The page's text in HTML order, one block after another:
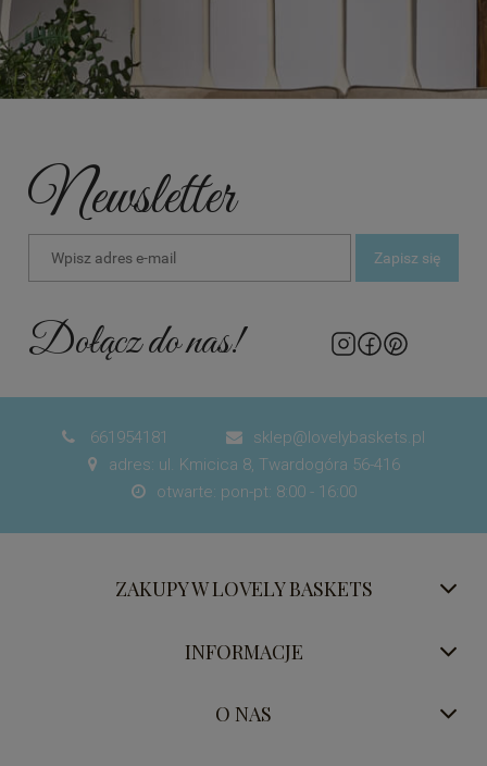
Newsletter
Zapisz się
Dołącz do nas!
 661954181  sklep@lovelybaskets.pl
 adres: ul. Kmicica 8, Twardogóra 56-416
 otwarte: pon-pt: 8:00 - 16:00
ZAKUPY W LOVELY BASKETS
INFORMACJE
O NAS